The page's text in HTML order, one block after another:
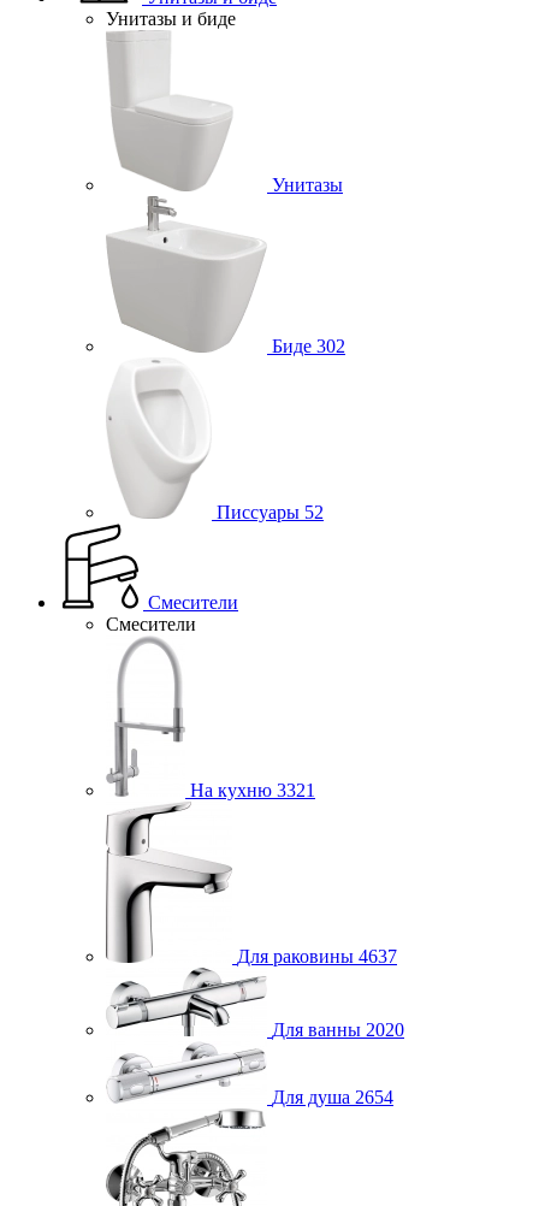
Унитазы и биде
Унитазы
Биде 302
Писсуары 52
Смесители
Смесители
На кухню 3321
Для раковины 4637
Для ванны 2020
Для душа 2654